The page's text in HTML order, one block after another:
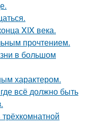
XIX века.
прочтением.
в большом
характером.
всё должно быть